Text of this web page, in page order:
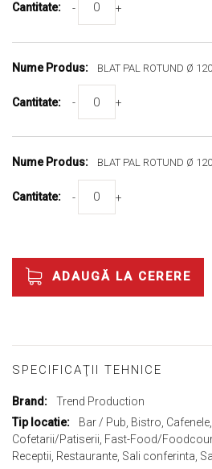
- +
BLAT PAL ROTUND Ø
- +
BLAT PAL ROTUND Ø
- +
ADAUGĂ LA CERERE
SPECIFICAŢII TEHNICE
Mai
multe
informații
Trend Production
Bar / Pub, Bistro,
Cofetarii/Patiserii, Fast-Food/
Receptii, Restaurante, Sali conferinta,